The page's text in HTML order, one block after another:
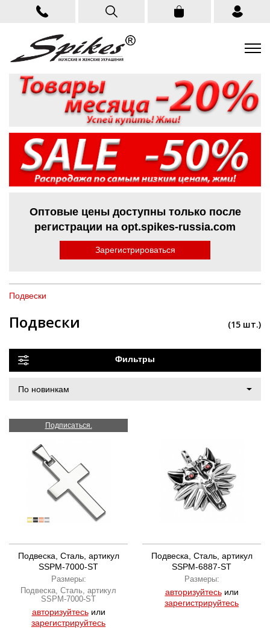
Оптовые цены доступны только после
регистрации на opt.spikes-russia.com
Зарегистрироваться
Подвески
Подвески (15 шт.)
Фильтры
Подписаться.
Подвеска, Сталь, артикул
SSPM-7000-ST
Размеры:
Подвеска, Сталь, артикул
SSPM-7000-ST
авторизуйтесьили
зарегистрируйтесь
Подвеска, Сталь, артикул
SSPM-6887-ST
Размеры:
авторизуйтесьили
зарегистрируйтесь